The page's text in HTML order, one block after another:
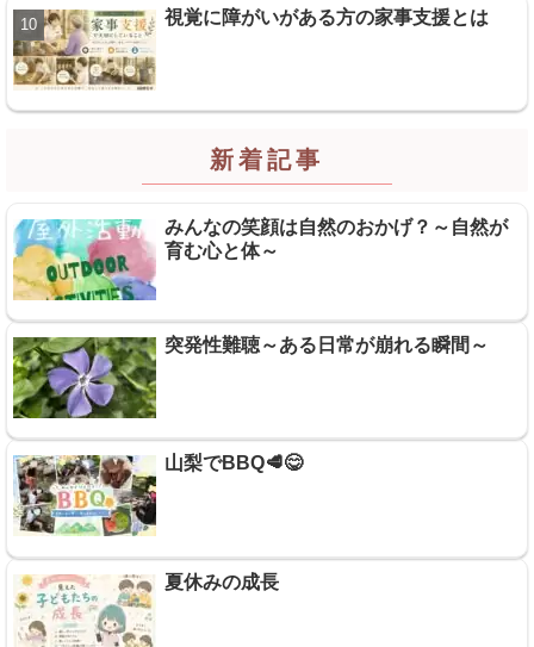
視覚に障がいがある方の家事支援とは
新着記事
みんなの笑顔は自然のおかげ？～自然が
育む心と体～
突発性難聴～ある日常が崩れる瞬間～
山梨でBBQ🥩😋
夏休みの成長